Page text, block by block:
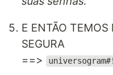
E ENTÃO TEMOS
SEGURA
==>
universogram#!